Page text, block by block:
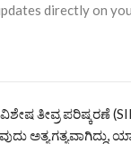
directly on
ತೀವ್ರ ಪರಿಷ್ಕರಣೆ